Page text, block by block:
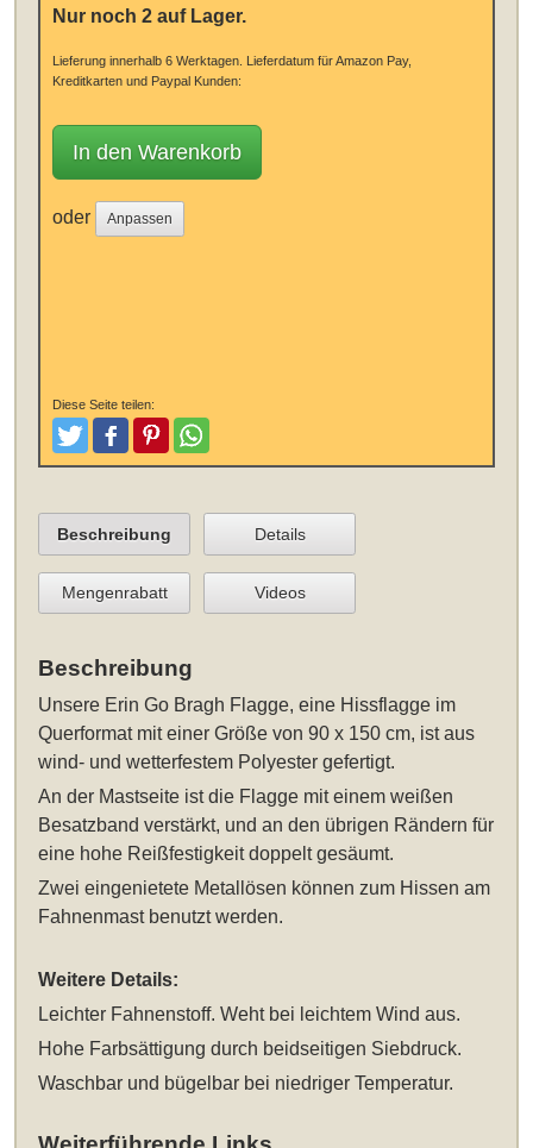
Nur noch 2 auf Lager.
Lieferung innerhalb 6 Werktagen. Lieferdatum für Amazon Pay,
Kreditkarten und Paypal Kunden:
In den Warenkorb
oder Anpassen
Diese Seite teilen:
TweetenPostenPinterestTeilen
Beschreibung Details
Mengenrabatt Videos
Beschreibung
Unsere Erin Go Bragh Flagge, eine Hissflagge im
Querformat mit einer Größe von 90 x 150 cm, ist aus
wind- und wetterfestem Polyester gefertigt.
An der Mastseite ist die Flagge mit einem weißen
Besatzband verstärkt, und an den übrigen Rändern für
eine hohe Reißfestigkeit doppelt gesäumt.
Zwei eingenietete Metallösen können zum Hissen am
Fahnenmast benutzt werden.
Weitere Details:
Leichter Fahnenstoff. Weht bei leichtem Wind aus.
Hohe Farbsättigung durch beidseitigen Siebdruck.
Waschbar und bügelbar bei niedriger Temperatur.